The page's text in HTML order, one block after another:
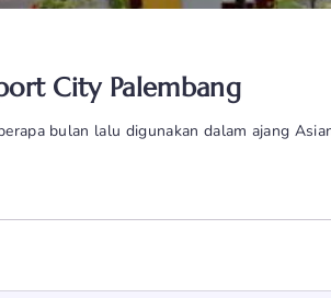
City Palembang
bulan lalu digunakan dalam ajang